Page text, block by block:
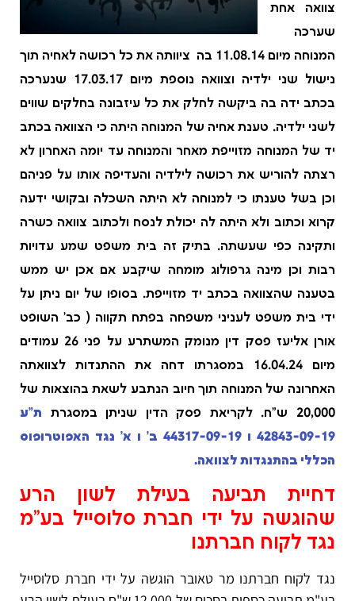
צוואה אחת
שערכה
המנוחה מיום 11.08.14 בה ציוותה את כל רכושה לאחיה תוך
נישול שני ילדיה וצוואה נוספת מיום 17.03.17 שנערכה
בכתב ידה בה ביקשה לחלק את כל עיזבונה בחלקים שווים
לשני ילדיה. טענת אחיה של המנוחה היתה כי הצוואה בכתב
יד של המנוחה מזוייפת מאחר והמנוחה עד יומה האחרון לא
רצתה להוריש את רכושה לילדיה והעדיפה אותו על פניהם
וכן בשל טענתו כי למנוחה לא היתה השכלה ובקושי ידעה
קרוא וכתוב ולא היתה לה יכולת לנסח ולכתוב צוואה כשרה
ותקינה כפי שעשתה. בתיק זה בית משפט שמע עדויות
רבות וכן מינה גרפולוג מומחה שיקבע אם אכן יש ממש
בטענה שהצוואה בכתב יד מזוייפת. בסופו של יום ניתן על
ידי בית משפט לעניני משפחה בפתח תקווה ( כב' השופט
אורן אליעז פסק דין מנומק המשתרע על פני 26 עמודים
מיום 16.04.24 במסגרתו דחה את ההתנדות לצוואתה
האחרונה של המנוחה תוך חיוב הנתבע לשאת בהוצאות של
20,000 ש"ח. לקריאת פסק הדין שניתן במסגרת
ת"ע
42843-09-19 ו 44317-09-19 ב' ו א' נגד האפוטרופוס
הכללי בהתנגדות לצוואה.
דחיית תביעה בעילת לשון הרע
שהוגשה על ידי חברת סלוסייל בע"מ
נגד לקוח חברתנו
נגד לקוח חברתנו מר טאובר הוגשה על ידי חברת סלוסייל